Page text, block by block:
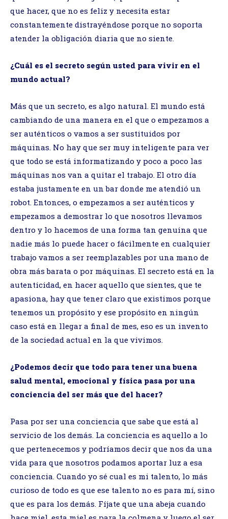
que hacer, que no es feliz y necesita estar
constantemente distrayéndose porque no soporta
atender la obligación diaria que no siente.
¿Cuál es el secreto según usted para vivir en el
mundo actual?
Más que un secreto, es algo natural. El mundo está
cambiando de una manera en el que o empezamos a
ser auténticos o vamos a ser sustituidos por
máquinas. No hay que ser muy inteligente para ver
que todo se está informatizando y poco a poco las
máquinas nos van a quitar el trabajo. El otro día
estaba justamente en un bar donde me atendió un
robot. Entonces, o empezamos a ser auténticos y
empezamos a demostrar lo que nosotros llevamos
dentro y lo hacemos de una forma tan genuina que
nadie más lo puede hacer o fácilmente en cualquier
trabajo vamos a ser reemplazables por una mano de
obra más barata o por máquinas. El secreto está en la
autenticidad, en hacer aquello que sientes, que te
apasiona, hay que tener claro que existimos porque
tenemos un propósito y ese propósito en ningún
caso está en llegar a final de mes, eso es un invento
de la sociedad actual en la que vivimos.
¿Podemos decir que todo para tener una buena
salud mental, emocional y física pasa por una
conciencia del ser más que del hacer?
Pasa por ser una conciencia que sabe que está al
servicio de los demás. La conciencia es aquello a lo
que pertenecemos y podríamos decir que nos da una
vida para que nosotros podamos aportar luz a esa
conciencia. Cuando yo sé cual es mi talento, lo más
curioso de todo es que ese talento no es para mí, sino
que es para los demás. Fíjate que una abeja cuando